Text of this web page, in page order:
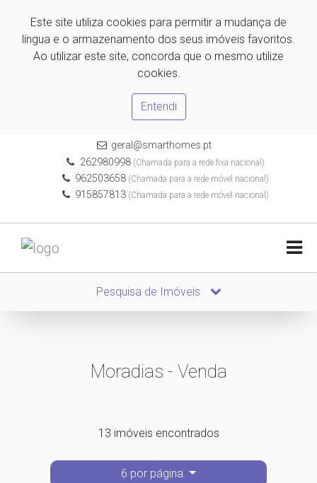
Este site utiliza cookies para permitir a mudança de
língua e o armazenamento dos seus imóveis favoritos.
Ao utilizar este site, concorda que o mesmo utilize
cookies.
Entendi
geral@smarthomes.pt
262980998(Chamada para a rede fixa nacional)
962503658 (Chamada para a rede móvel nacional)
915857813 (Chamada para a rede móvel nacional)
Pesquisa de Imóveis
Moradias - Venda
13 imóveis encontrados
6 por página